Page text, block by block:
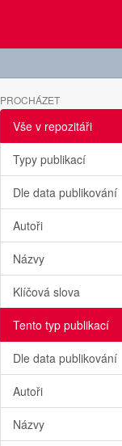
PROCHÁZET
Vše v repozitáři
Typy publikací
Dle data publikování
Autoři
Názvy
Klíčová slova
Tento typ publikací
Dle data publikování
Autoři
Názvy